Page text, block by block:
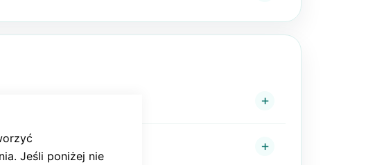
Jeśli poniżej nie